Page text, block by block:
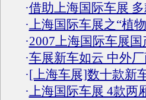
·借助上海国际车展
·上海国际车展之“植
·2007上海国际车展
·车展新车如云 中外
·[上海车展]数十款新
·上海国际车展 4款两